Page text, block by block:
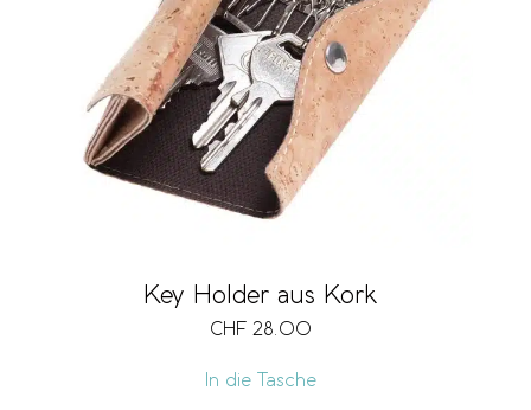
Key Holder aus Kork
CHF 28.00
In die Tasche